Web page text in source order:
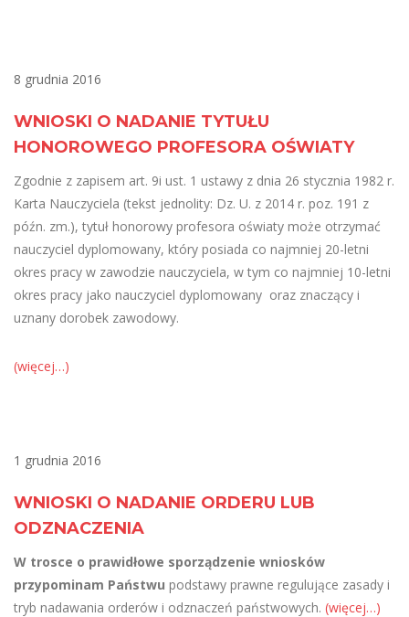
8 grudnia 2016
WNIOSKI O NADANIE TYTUŁU
HONOROWEGO PROFESORA OŚWIATY
Zgodnie z zapisem art. 9i ust. 1 ustawy z dnia 26 stycznia 1982 r.
Karta Nauczyciela (tekst jednolity: Dz. U. z 2014 r. poz. 191 z
późn. zm.), tytuł honorowy profesora oświaty może otrzymać
nauczyciel dyplomowany, który posiada co najmniej 20-letni
okres pracy w zawodzie nauczyciela, w tym co najmniej 10-letni
okres pracy jako nauczyciel dyplomowany oraz znaczący i
uznany dorobek zawodowy.
(więcej…)
1 grudnia 2016
WNIOSKI O NADANIE ORDERU LUB
ODZNACZENIA
W trosce o prawidłowe sporządzenie wniosków
przypominam Państwu podstawy prawne regulujące zasady i
tryb nadawania orderów i odznaczeń państwowych. (więcej…)